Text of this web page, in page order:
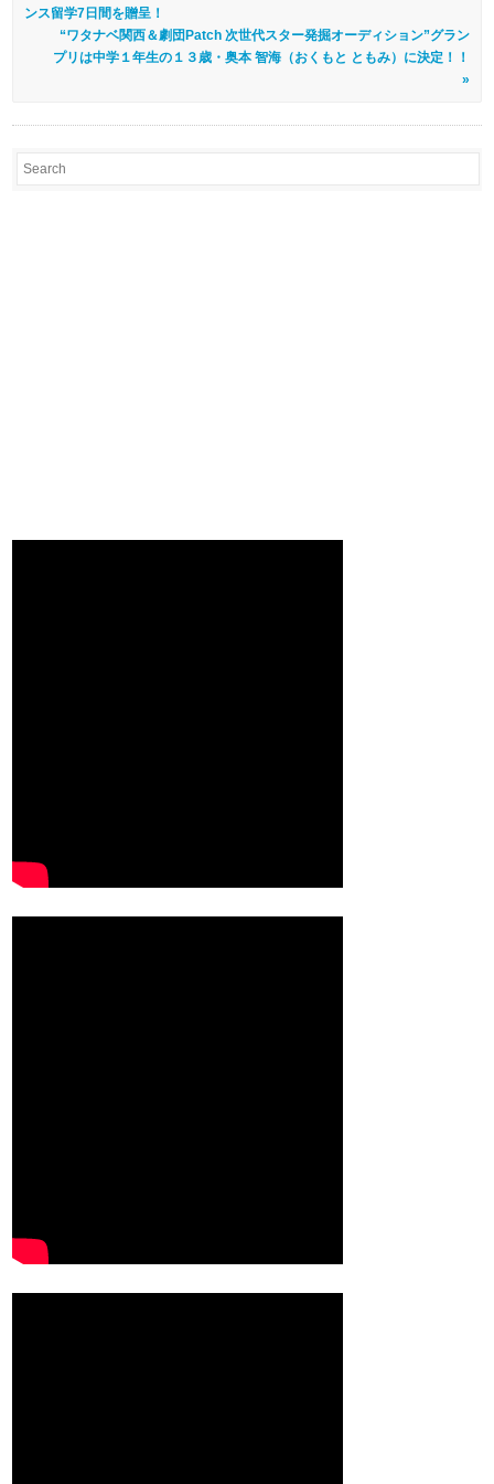
ンス留学7日間を贈呈！
“ワタナベ関西＆劇団Patch 次世代スター発掘オーディション”グラン
プリは中学１年生の１３歳・奥本 智海（おくもと ともみ）に決定！！
»